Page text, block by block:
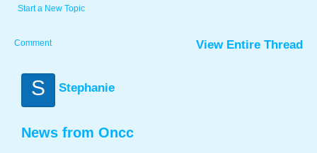
Start a New Topic
Comment View Entire Thread
S Stephanie
News from Oncc